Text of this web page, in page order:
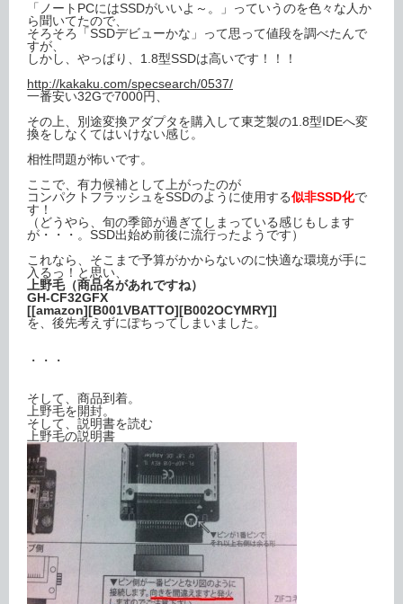
「ノートPCにはSSDがいいよ～。」っていうのを色々な人か
ら聞いてたので、
そろそろ「SSDデビューかな」って思って値段を調べたんで
すが、
しかし、やっぱり、1.8型SSDは高いです！！！
http://kakaku.com/specsearch/0537/
一番安い32Gで7000円、
その上、別途変換アダプタを購入して東芝製の1.8型IDEへ変
換をしなくてはいけない感じ。
相性問題が怖いです。
ここで、有力候補として上がったのが
コンパクトフラッシュをSSDのように使用する似非SSD化で
す！
（どうやら、旬の季節が過ぎてしまっている感じもします
が・・・。SSD出始め前後に流行ったようです）
これなら、そこまで予算がかからないのに快適な環境が手に
入るっ！と思い、
上野毛（商品名があれですね）
GH-CF32GFX
[[amazon][B001VBATTO][B002OCYMRY]]
を、後先考えずにぽちってしまいました。
・・・
そして、商品到着。
上野毛を開封。
そして、説明書を読む
上野毛の説明書